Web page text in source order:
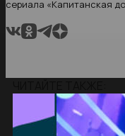
сериала «Капитанская